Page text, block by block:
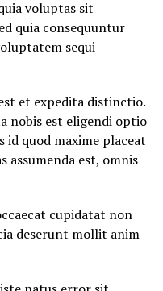
voluptas sit
quia consequuntur
sequi
et expedita distinctio.
nobis est eligendi optio
id quod maxime placeat
assumenda est, omnis
cupidatat non
deserunt mollit anim